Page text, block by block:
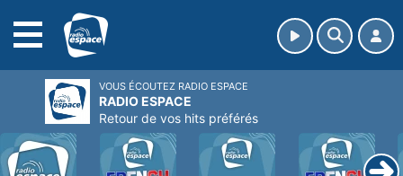
VOUS ÉCOUTEZ RADIO ESPACE
RADIO ESPACE
Retour de vos hits préférés